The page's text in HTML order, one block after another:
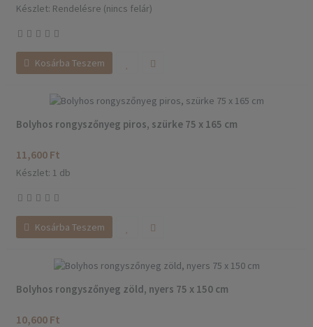
Készlet: Rendelésre (nincs felár)
Kosárba Teszem
Bolyhos rongyszőnyeg piros, szürke 75 x 165 cm
11,600 Ft
Készlet: 1 db
Kosárba Teszem
Bolyhos rongyszőnyeg zöld, nyers 75 x 150 cm
10,600 Ft